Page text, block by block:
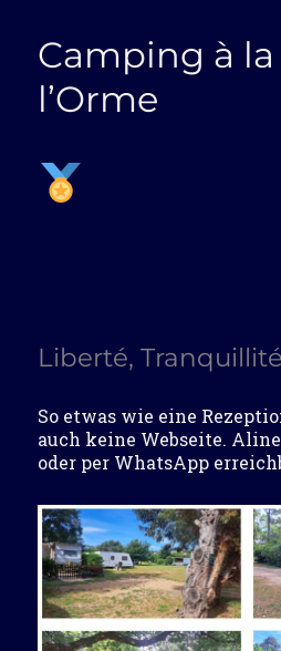
Camping à
l’Orme
Liberté,
So etwas wie eine
auch keine Webseite.
oder per WhatsApp